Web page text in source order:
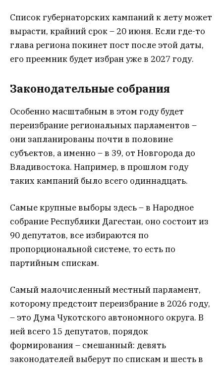
Список губернаторских кампаний к лету может
вырасти, крайний срок – 20 июня. Если где-то
глава региона покинет пост после этой даты,
его преемник будет избран уже в 2027 году.
Законодательные собрания
Особенно масштабным в этом году будет
переизбрание региональных парламентов –
они запланированы почти в половине
субъектов, а именно – в 39, от Новгорода до
Владивостока. Например, в прошлом году
таких кампаний было всего одиннадцать.
Самые крупные выборы здесь – в Народное
собрание Республики Дагестан, оно состоит из
90 депутатов, все избираются по
пропорциональной системе, то есть по
партийным спискам.
Самый малочисленный местный парламент,
которому предстоит переизбрание в 2026 году,
– это Дума Чукотского автономного округа. В
ней всего 15 депутатов, порядок
формирования – смешанный: девять
законодателей выберут по спискам и шесть в